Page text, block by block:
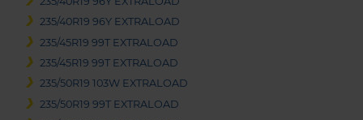
235/40R19 96Y EXTRALOAD
235/45R19 99T EXTRALOAD
235/45R19 99T EXTRALOAD
235/50R19 103W EXTRALOAD
235/50R19 99T EXTRALOAD